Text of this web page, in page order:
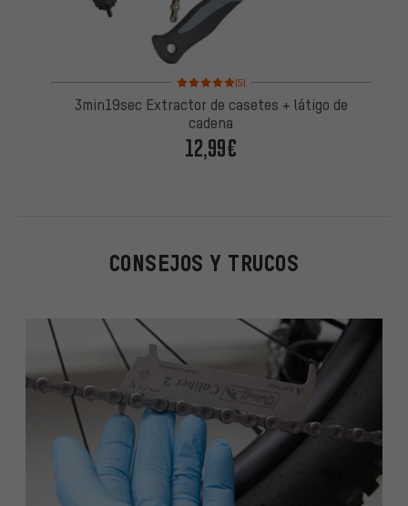
Valoración media: 5 de 5 basada en 5 reseñas
(5)
3min19sec Extractor de casetes + látigo de
cadena
12,99€
CONSEJOS Y TRUCOS